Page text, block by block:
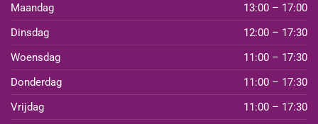
Maandag
13:00 – 17:00
Dinsdag
12:00 – 17:30
Woensdag
11:00 – 17:30
Donderdag
11:00 – 17:30
Vrijdag
11:00 – 17:30